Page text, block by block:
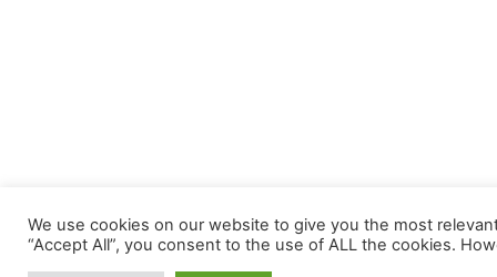
We use cookies on our website to give you the most
“Accept All”, you consent to the use of ALL the cookies.